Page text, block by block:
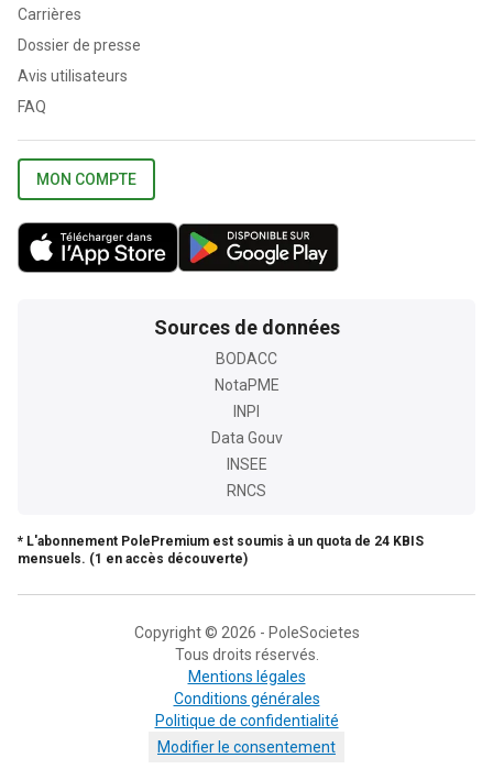
Carrières
Dossier de presse
Avis utilisateurs
FAQ
MON COMPTE
Sources de données
BODACC
NotaPME
INPI
Data Gouv
INSEE
RNCS
* L'abonnement PolePremium est soumis à un quota de 24 KBIS
mensuels. (1 en accès découverte)
Copyright © 2026 - PoleSocietes
Tous droits réservés.
Mentions légales
Conditions générales
Politique de confidentialité
Modifier le consentement